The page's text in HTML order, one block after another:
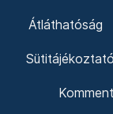
Átláthatóság
Sütitájékoztató